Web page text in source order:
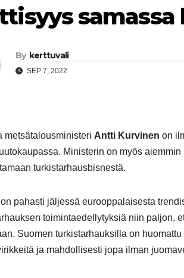
samassa
By kerttuvali
SEP 7, 2022
metsätalousministeri Antti Kurvinen on
Ministerin on myös
turkistarhausbisnestä.
pahasti jäljessä eurooppalaisesta
toimintaedellytyksiä niin paljon,
Suomen turkistarhauksilla on
ja mahdollisesti jopa ilman